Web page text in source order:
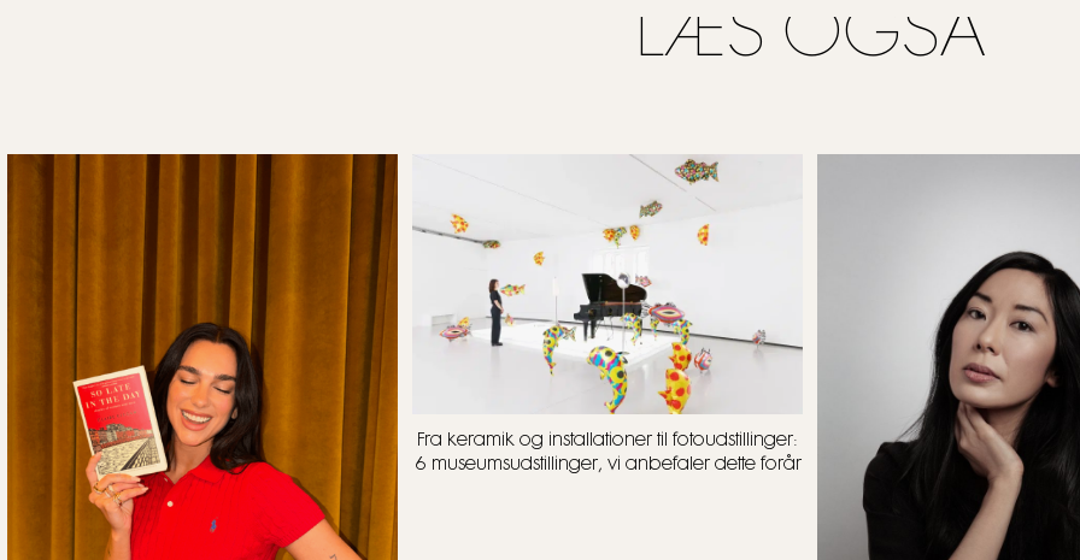
LÆS OGSÅ
Fra keramik og installationer til fotoudstillinger:
6 museumsudstillinger, vi anbefaler dette forår